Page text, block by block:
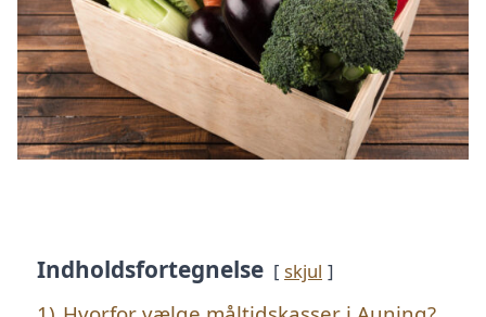
Indholdsfortegnelse skjul